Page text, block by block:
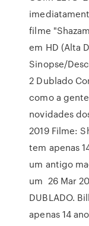
filme
em HD (Alta
Sinopse/
2 Dublado
como a
novidades
2019 Filme:
tem apenas
um antigo
um 26 Mar
DUBLADO.
apenas 14